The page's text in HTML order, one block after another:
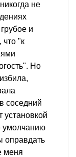
не
и
"к
Но
соседний
установкой
умолчанию
оправдать
меня